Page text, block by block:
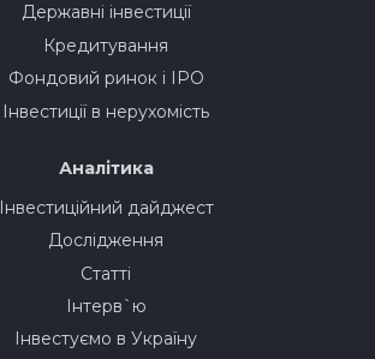
Державні інвестиції
Кредитування
Фондовий ринок і IPO
Інвестиції в нерухомість
Аналітика
Інвестиційний дайджест
Дослідження
Статті
Інтерв`ю
Інвестуємо в Україну